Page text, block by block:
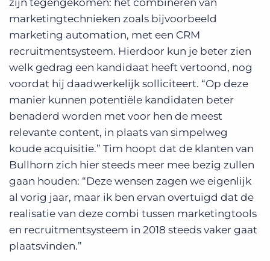
zijn tegengekomen: het combineren van
marketingtechnieken zoals bijvoorbeeld
marketing automation, met een CRM
recruitmentsysteem. Hierdoor kun je beter zien
welk gedrag een kandidaat heeft vertoond, nog
voordat hij daadwerkelijk solliciteert. “Op deze
manier kunnen potentiële kandidaten beter
benaderd worden met voor hen de meest
relevante content, in plaats van simpelweg
koude acquisitie.” Tim hoopt dat de klanten van
Bullhorn zich hier steeds meer mee bezig zullen
gaan houden: “Deze wensen zagen we eigenlijk
al vorig jaar, maar ik ben ervan overtuigd dat de
realisatie van deze combi tussen marketingtools
en recruitmentsysteem in 2018 steeds vaker gaat
plaatsvinden.”